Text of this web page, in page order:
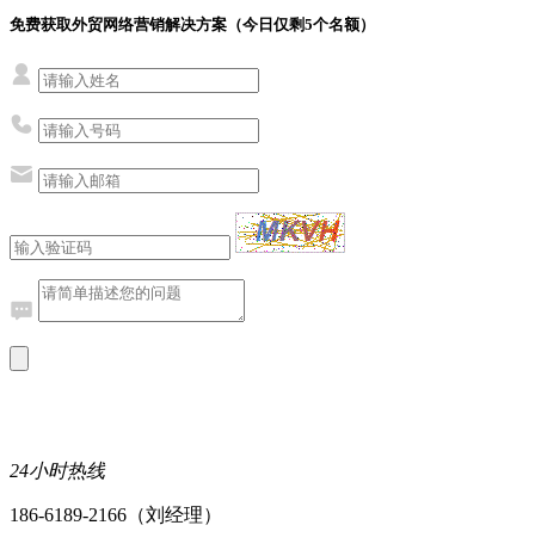
免费获取外贸网络营销解决方案（今日仅剩5个名额）
24小时热线
186-6189-2166（刘经理）